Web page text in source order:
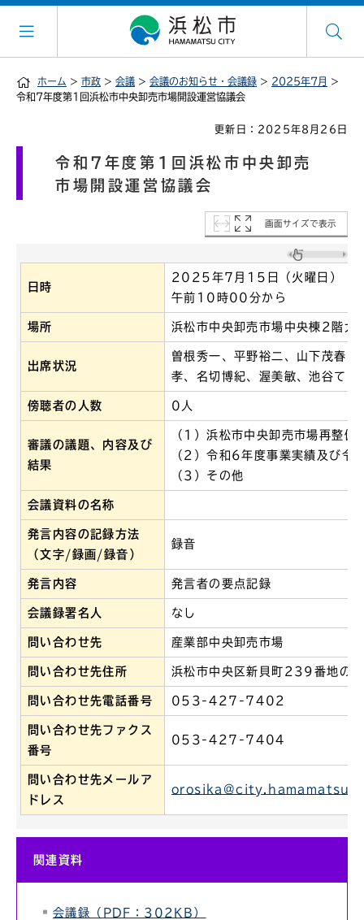
ホーム > 市政 > 会議 > 会議のお知らせ・会議録 > 2025年7月
>
令和7年度第1回浜松市中央卸売市場開設運営協議会
更新日：2025年8月26日
令和7年度第1回浜松市中央卸売
市場開設運営協議会
画面サイズで表示
日時
2025年7月15日（火曜日）
午前10時00分から
場所 浜松市中央卸売市場中央棟2階大
出席状況
曽根秀一、平野裕二、山下茂春
孝、名切博紀、渥美敏、池谷てる
傍聴者の人数 0人
審議の議題、内容及び
結果
（1）浜松市中央卸売市場再整備
（2）令和6年度事業実績及び令
（3）その他
会議資料の名称
発言内容の記録方法
（文字/録画/録音）
録音
発言内容 発言者の要点記録
会議録署名人 なし
問い合わせ先 産業部中央卸売市場
問い合わせ先住所 浜松市中央区新貝町239番地の1
問い合わせ先電話番号 053-427-7402
問い合わせ先ファクス
番号
053-427-7404
問い合わせ先メールア
ドレス
関連資料
会議録（PDF：302KB）